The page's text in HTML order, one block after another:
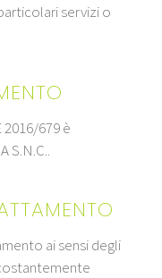
servizi o
2016/679 è
S.N.C..
ai sensi degli